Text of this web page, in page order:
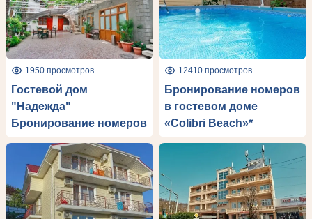
1950 просмотров
Гостевой дом
"Надежда"
Бронирование номеров
12410 просмотров
Бронирование номеров
в гостевом доме
«Colibri Beach»*